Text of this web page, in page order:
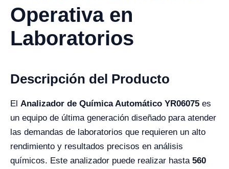
Operativa en
Laboratorios
Descripción del Producto
El Analizador de Química Automático YR06075 es
un equipo de última generación diseñado para atender
las demandas de laboratorios que requieren un alto
rendimiento y resultados precisos en análisis
químicos. Este analizador puede realizar hasta 560